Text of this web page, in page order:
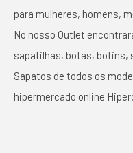
para mulheres, homens,
No nosso Outlet
sapatilhas, botas, botins,
Sapatos de todos os
hipermercado online